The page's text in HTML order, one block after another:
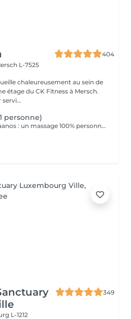
404
L-7525
chaleureusement au sein de
étage du CK Fitness à Mersch.
personne)
Le Massage Sur Mesure Maanos : un massage 100% personnalisé en fonction de vos besoins et de vos envies !
349
L-1212